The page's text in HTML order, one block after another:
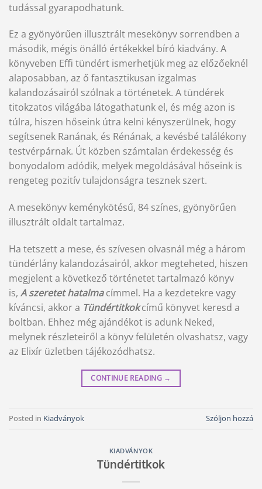
tudással gyarapodhatunk.
Ez a gyönyörűen illusztrált mesekönyv sorrendben a
második, mégis önálló értékekkel bíró kiadvány. A
könyveben Effi tündért ismerhetjük meg az előzőeknél
alaposabban, az ő fantasztikusan izgalmas
kalandozásairól szólnak a történetek. A tündérek
titokzatos világába látogathatunk el, és még azon is
túlra, hiszen hőseink útra kelni kényszerülnek, hogy
segítsenek Ranának, és Rénának, a kevésbé találékony
testvérpárnak. Út közben számtalan érdekesség és
bonyodalom adódik, melyek megoldásával hőseink is
rengeteg pozitív tulajdonságra tesznek szert.
A mesekönyv keménykötésű, 84 színes, gyönyörűen
illusztrált oldalt tartalmaz.
Ha tetszett a mese, és szívesen olvasnál még a három
tündérlány kalandozásairól, akkor megteheted, hiszen
megjelent a következő történetet tartalmazó könyv
is, A szeretet hatalmacímmel. Ha a kezdetekre vagy
kíváncsi, akkor a Tündértitkokcímű könyvet keresd a
boltban. Ehhez még ajándékot is adunk Neked,
melynek részleteiről a könyv felületén olvashatsz, vagy
az Elixír üzletben tájékozódhatsz.
CONTINUE READING →
Posted in Kiadványok Szóljon hozzá
KIADVÁNYOK
Tündértitkok